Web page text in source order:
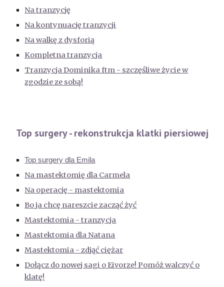
Na tranzycję
Na kontynuację tranzycji
Na walkę z dysforią
Kompletna tranzycja
Tranzycja Dominika ftm - szczęśliwe życie w
zgodzie ze sobą!
Top surgery - rekonstrukcja klatki piersiowej
Top surgery dla Emila
Na mastektomię dla Carmela
Na operację - mastektomia
Bo ja chcę nareszcie zacząć żyć
Mastektomia - tranzycja
Mastektomia dla Natana
Mastektomia - zdjąć ciężar
Dołącz do nowej sagi o Eivorze! Pomóż walczyć o
klatę!